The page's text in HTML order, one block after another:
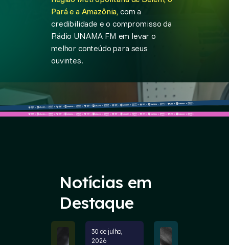
Pará e a Amazônia, com a
credibilidade e o compromisso da
Rádio UNAMA FM em levar o
melhor conteúdo para seus
ouvintes.
Notícias em
Destaque
30 de julho,
2026